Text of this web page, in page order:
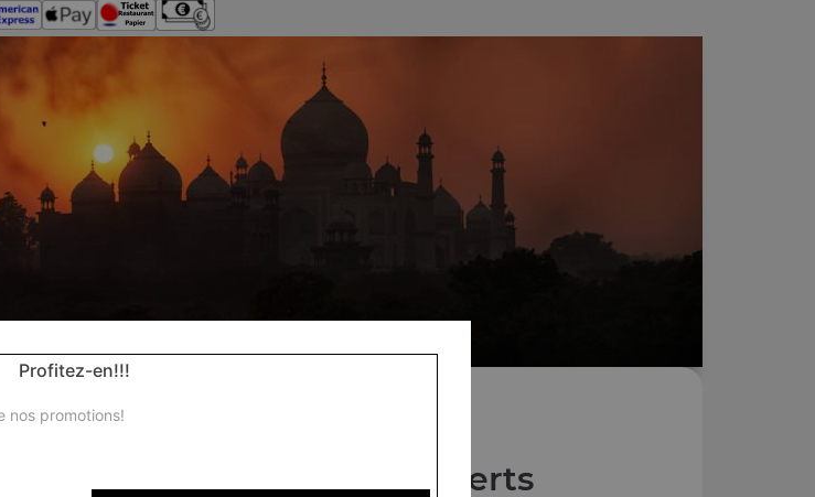
Nos Desserts
Profitez-en!!!
nos promotions!